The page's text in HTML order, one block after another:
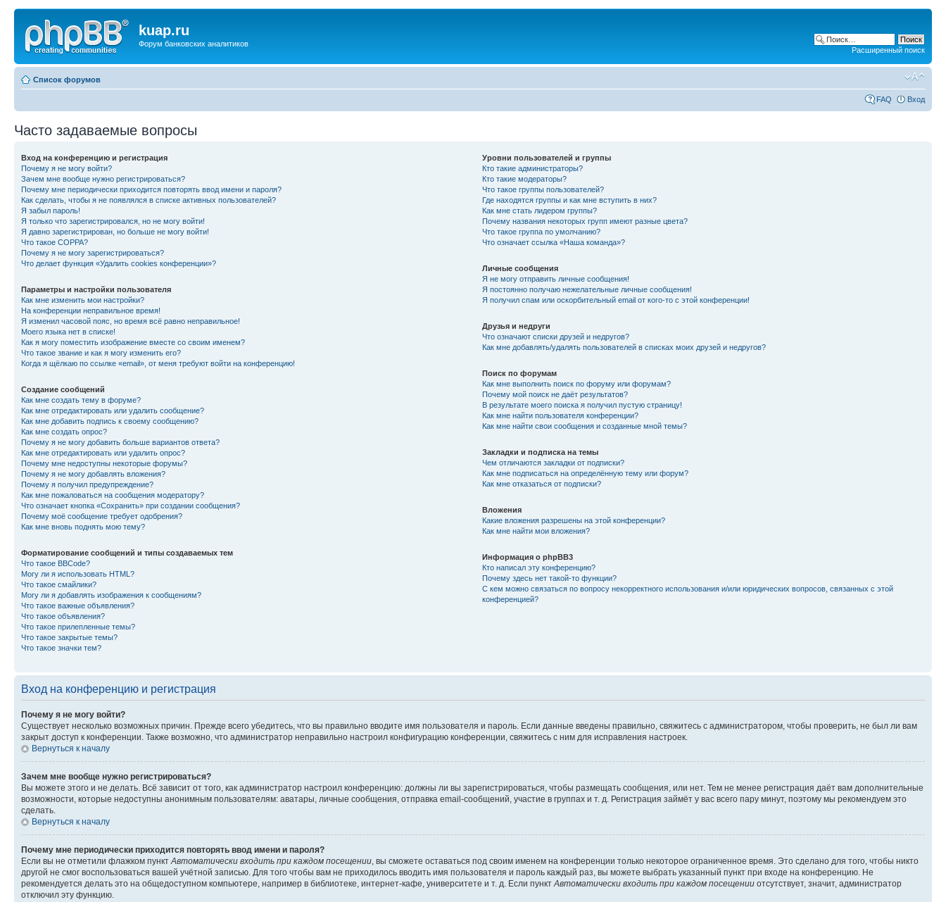
kuap.ru
Форум банковских аналитиков
Расширенный поиск
Список форумов
FAQ Вход
Часто задаваемые вопросы
Вход на конференцию и регистрация
Почему я не могу войти?
Зачем мне вообще нужно регистрироваться?
Почему мне периодически приходится повторять ввод имени и пароля?
Как сделать, чтобы я не появлялся в списке активных пользователей?
Я забыл пароль!
Я только что зарегистрировался, но не могу войти!
Я давно зарегистрирован, но больше не могу войти!
Что такое COPPA?
Почему я не могу зарегистрироваться?
Что делает функция «Удалить cookies конференции»?
Параметры и настройки пользователя
Как мне изменить мои настройки?
На конференции неправильное время!
Я изменил часовой пояс, но время всё равно неправильное!
Моего языка нет в списке!
Как я могу поместить изображение вместе со своим именем?
Что такое звание и как я могу изменить его?
Когда я щёлкаю по ссылке «email», от меня требуют войти на конференцию!
Создание сообщений
Как мне создать тему в форуме?
Как мне отредактировать или удалить сообщение?
Как мне добавить подпись к своему сообщению?
Как мне создать опрос?
Почему я не могу добавить больше вариантов ответа?
Как мне отредактировать или удалить опрос?
Почему мне недоступны некоторые форумы?
Почему я не могу добавлять вложения?
Почему я получил предупреждение?
Как мне пожаловаться на сообщения модератору?
Что означает кнопка «Сохранить» при создании сообщения?
Почему моё сообщение требует одобрения?
Как мне вновь поднять мою тему?
Форматирование сообщений и типы создаваемых тем
Что такое BBCode?
Могу ли я использовать HTML?
Что такое смайлики?
Могу ли я добавлять изображения к сообщениям?
Что такое важные объявления?
Что такое объявления?
Что такое прилепленные темы?
Что такое закрытые темы?
Что такое значки тем?
Уровни пользователей и группы
Кто такие администраторы?
Кто такие модераторы?
Что такое группы пользователей?
Где находятся группы и как мне вступить в них?
Как мне стать лидером группы?
Почему названия некоторых групп имеют разные цвета?
Что такое группа по умолчанию?
Что означает ссылка «Наша команда»?
Личные сообщения
Я не могу отправить личные сообщения!
Я постоянно получаю нежелательные личные сообщения!
Я получил спам или оскорбительный email от кого-то с этой конференции!
Друзья и недруги
Что означают списки друзей и недругов?
Как мне добавлять/удалять пользователей в списках моих друзей и недругов?
Поиск по форумам
Как мне выполнить поиск по форуму или форумам?
Почему мой поиск не даёт результатов?
В результате моего поиска я получил пустую страницу!
Как мне найти пользователя конференции?
Как мне найти свои сообщения и созданные мной темы?
Закладки и подписка на темы
Чем отличаются закладки от подписки?
Как мне подписаться на определённую тему или форум?
Как мне отказаться от подписки?
Вложения
Какие вложения разрешены на этой конференции?
Как мне найти мои вложения?
Информация о phpBB3
Кто написал эту конференцию?
Почему здесь нет такой-то функции?
С кем можно связаться по вопросу некорректного использования и/или юридических вопросов, связанных с этой
конференцией?
Вход на конференцию и регистрация
Почему я не могу войти?
Существует несколько возможных причин. Прежде всего убедитесь, что вы правильно вводите имя пользователя и пароль. Если данные введены правильно, свяжитесь с администратором, чтобы проверить, не был ли вам
закрыт доступ к конференции. Также возможно, что администратор неправильно настроил конфигурацию конференции, свяжитесь с ним для исправления настроек.
Вернуться к началу
Зачем мне вообще нужно регистрироваться?
Вы можете этого и не делать. Всё зависит от того, как администратор настроил конференцию: должны ли вы зарегистрироваться, чтобы размещать сообщения, или нет. Тем не менее регистрация даёт вам дополнительные
возможности, которые недоступны анонимным пользователям: аватары, личные сообщения, отправка email-сообщений, участие в группах и т. д. Регистрация займёт у вас всего пару минут, поэтому мы рекомендуем это
сделать.
Вернуться к началу
Почему мне периодически приходится повторять ввод имени и пароля?
Если вы не отметили флажком пункт Автоматически входить при каждом посещении , вы сможете оставаться под своим именем на конференции только некоторое ограниченное время. Это сделано для того, чтобы никто
другой не смог воспользоваться вашей учётной записью. Для того чтобы вам не приходилось вводить имя пользователя и пароль каждый раз, вы можете выбрать указанный пункт при входе на конференцию. Не
рекомендуется делать это на общедоступном компьютере, например в библиотеке, интернет-кафе, университете и т. д. Если пункт Автоматически входить при каждом посещении отсутствует, значит, администратор
отключил эту функцию.